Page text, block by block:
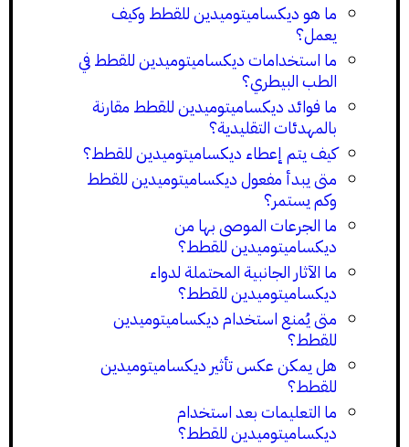
ما هو ديكساميتوميدين للقطط وكيف
يعمل؟
ما استخدامات ديكساميتوميدين للقطط في
الطب البيطري؟
ما فوائد ديكساميتوميدين للقطط مقارنة
بالمهدئات التقليدية؟
كيف يتم إعطاء ديكساميتوميدين للقطط؟
متى يبدأ مفعول ديكساميتوميدين للقطط
وكم يستمر؟
ما الجرعات الموصى بها من
ديكساميتوميدين للقطط؟
ما الآثار الجانبية المحتملة لدواء
ديكساميتوميدين للقطط؟
متى يُمنع استخدام ديكساميتوميدين
للقطط؟
هل يمكن عكس تأثير ديكساميتوميدين
للقطط؟
ما التعليمات بعد استخدام
ديكساميتوميدين للقطط؟